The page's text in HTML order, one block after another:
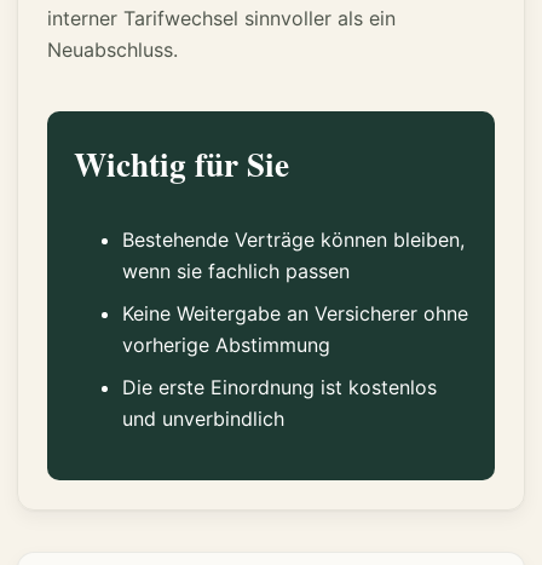
interner Tarifwechsel sinnvoller als ein
Neuabschluss.
Wichtig für Sie
Bestehende Verträge können bleiben,
wenn sie fachlich passen
Keine Weitergabe an Versicherer ohne
vorherige Abstimmung
Die erste Einordnung ist kostenlos
und unverbindlich